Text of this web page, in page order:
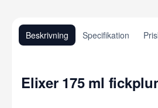
Beskrivning Specifikation
Elixer 175 ml